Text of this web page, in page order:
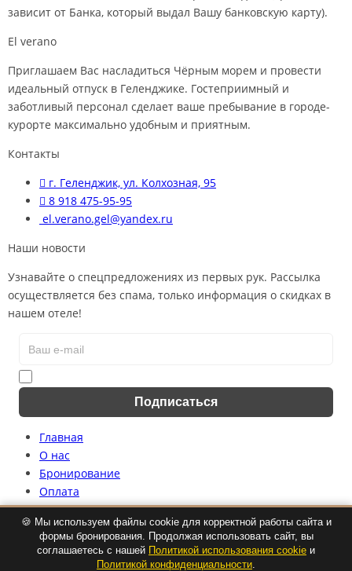
зависит от Банка, который выдал Вашу банковскую карту).
El verano
Приглашаем Вас насладиться Чёрным морем и провести
идеальный отпуск в Геленджике. Гостеприимный и
заботливый персонал сделает ваше пребывание в городе-
курорте максимально удобным и приятным.
Контакты
г. Геленджик, ул. Колхозная, 95
8 918 475-95-95
el.verano.gel@yandex.ru
Наши новости
Узнавайте о спецпредложениях из первых рук. Рассылка
осуществляется без спама, только информация о скидках в
нашем отеле!
Подписаться
Главная
О нас
Бронирование
Оплата
Политика конфиденциальности
Политика использования файлов cookie
Согласие на обработку персональных данных
🍪 Мы используем файлы cookie для корректной работы сайта и
формы бронирования. Продолжая использовать сайт, вы
соглашаетесь с нашей Политикой использования cookie и
Политикой конфиденциальности.